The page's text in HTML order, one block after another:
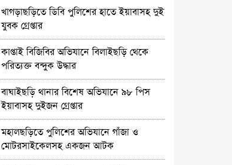
খাগড়াছড়িতে ডিবি পুলিশের হাতে ইয়াবাসহ দুই
যুবক গ্রেপ্তার
কাপ্তাই বিজিবির অভিযানে বিলাইছড়ি থেকে
পরিত্যক্ত বন্দুক উদ্ধার
বাঘাইছড়ি থানার বিশেষ অভিযানে ৯৮ পিস
ইয়াবাসহ দুইজন গ্রেপ্তার
মহালছড়িতে পুলিশের অভিযানে গাঁজা ও
মোটরসাইকেলসহ একজন আটক